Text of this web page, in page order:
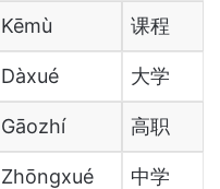
Kēmù 课程
Dàxué 大学
Gāozhí 高职
Zhōngxué 中学